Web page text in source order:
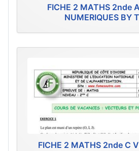
FICHE 2 MATHS 2nde
NUMERIQUES BY
FICHE 2 MATHS 2nde C